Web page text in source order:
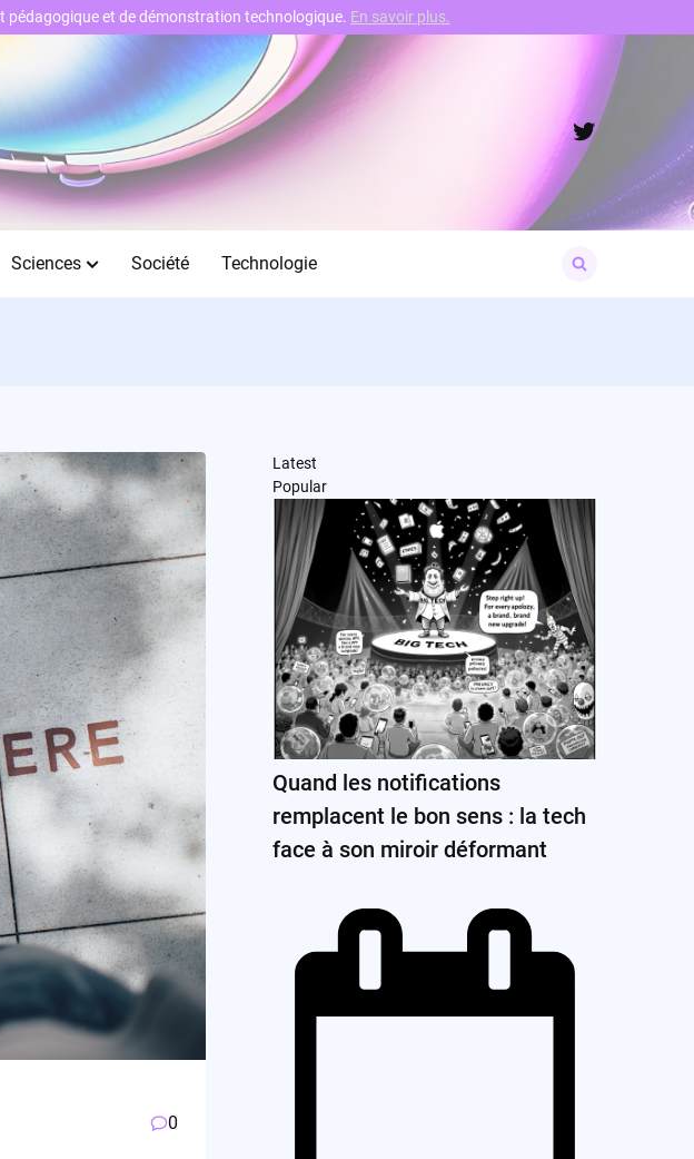
Twitter
Sciences Société Technologie
for:
0
Latest
Popular
Quand les notifications
remplacent le bon sens : la tech
face à son miroir déformant
pédagogique et de démonstration technologique. En savoir plus.